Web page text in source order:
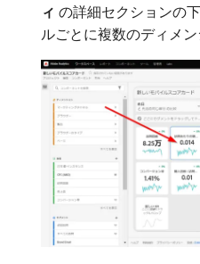
ィ の詳細セクションの
ルごとに複数のディメン